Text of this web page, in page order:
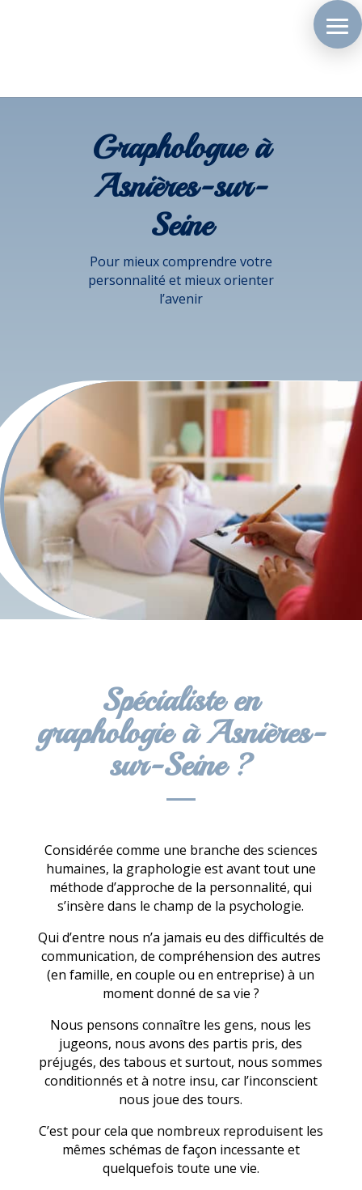
Graphologue à
Asnières-sur-
Seine
Pour mieux comprendre votre
personnalité et mieux orienter
l’avenir
Spécialiste en
graphologie à Asnières-
sur-Seine ?
Considérée comme une branche des sciences
humaines, la graphologie est avant tout une
méthode d’approche de la personnalité, qui
s’insère dans le champ de la psychologie.
Qui d’entre nous n’a jamais eu des difficultés de
communication, de compréhension des autres
(en famille, en couple ou en entreprise) à un
moment donné de sa vie ?
Nous pensons connaître les gens, nous les
jugeons, nous avons des partis pris, des
préjugés, des tabous et surtout, nous sommes
conditionnés et à notre insu, car l’inconscient
nous joue des tours.
C’est pour cela que nombreux reproduisent les
mêmes schémas de façon incessante et
quelquefois toute une vie.